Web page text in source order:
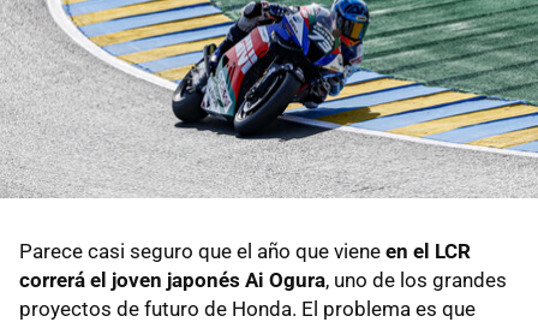
Parece casi seguro que el año que viene en el LCR
correrá el joven japonés Ai Ogura, uno de los grandes
proyectos de futuro de Honda. El problema es que